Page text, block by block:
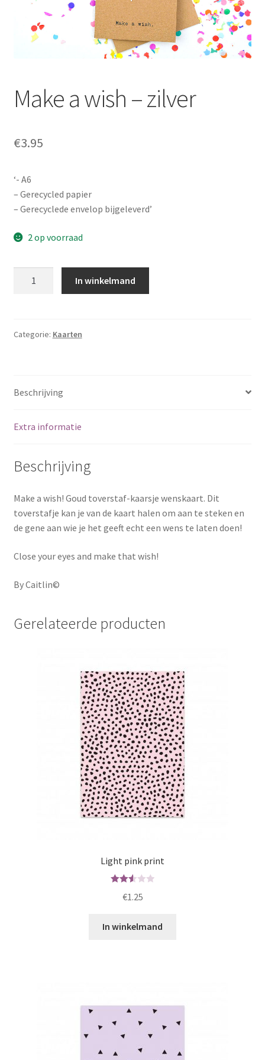
Shop
Contact
Make a wish – zilver
€3.95
‘- A6
– Gerecycled papier
– Gerecyclede envelop bijgeleverd’
2 op voorraad
In winkelmand
Categorie: Kaarten
Beschrijving
Extra informatie
Beschrijving
Make a wish! Goud toverstaf-kaarsje wenskaart. Dit
toverstafje kan je van de kaart halen om aan te steken en
de gene aan wie je het geeft echt een wens te laten doen!
Close your eyes and make that wish!
By Caitlin©
Gerelateerde producten
Light pink print
uit 5
€1.25
In winkelmand